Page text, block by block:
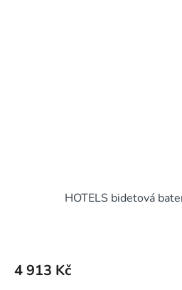
HOTELS bidetová
4 913 Kč